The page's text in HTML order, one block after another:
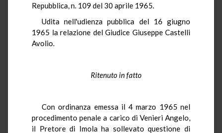
Repubblica, n. 109 del 30 aprile 1965.
Udita nell'udienza pubblica del 16 giugno
1965 la relazione del Giudice Giuseppe Castelli
Avolio.
Ritenuto in fatto
Con ordinanza emessa il 4 marzo 1965 nel
procedimento penale a carico di Venieri Angelo,
il Pretore di Imola ha sollevato questione di